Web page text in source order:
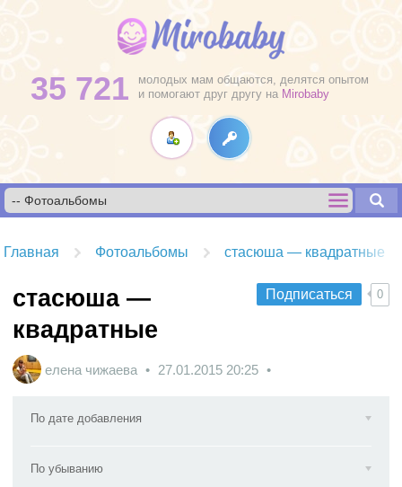
35 721
молодых мам общаются, делятся опытом
и помогают друг другу на Mirobaby
Главная Фотоальбомы стасюша — квадратные
Подписаться 0
стасюша —
квадратные
елена чижаева 27.01.2015 20:25
По дате добавления
По убыванию